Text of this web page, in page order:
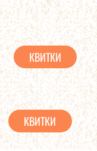
КВИТКИ
КВИТКИ